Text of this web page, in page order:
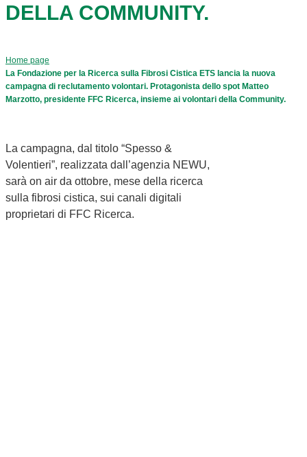
DELLA COMMUNITY.
Home page
La Fondazione per la Ricerca sulla Fibrosi Cistica ETS lancia la nuova
campagna di reclutamento volontari. Protagonista dello spot Matteo
Marzotto, presidente FFC Ricerca, insieme ai volontari della Community.
La campagna, dal titolo “Spesso &
Volentieri”, realizzata dall’agenzia NEWU,
sarà on air da ottobre, mese della ricerca
sulla fibrosi cistica, sui canali digitali
proprietari di FFC Ricerca.